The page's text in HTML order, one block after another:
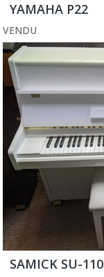
YAMAHA P22
VENDU
SAMICK SU-110